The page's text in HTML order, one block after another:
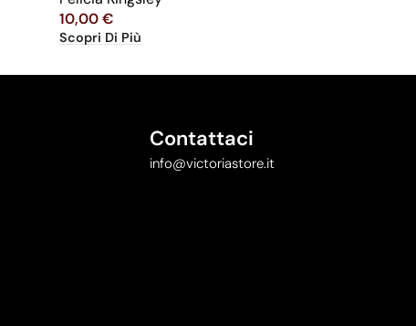
10,00€
Scopri Di Più
Contattaci
info@victoriastore.it